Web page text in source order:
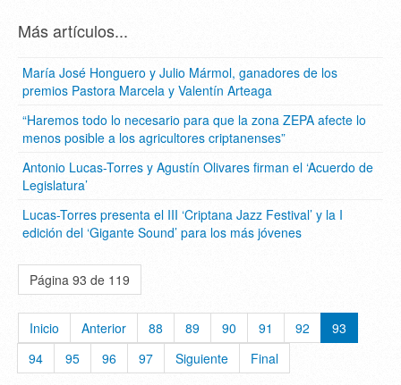
Más artículos...
María José Honguero y Julio Mármol, ganadores de los
premios Pastora Marcela y Valentín Arteaga
“Haremos todo lo necesario para que la zona ZEPA afecte lo
menos posible a los agricultores criptanenses”
Antonio Lucas-Torres y Agustín Olivares firman el ‘Acuerdo de
Legislatura’
Lucas-Torres presenta el III ‘Criptana Jazz Festival’ y la I
edición del ‘Gigante Sound’ para los más jóvenes
Página 93 de 119
Inicio Anterior 88 89 90 91 92
93
94
95 96 97 Siguiente Final